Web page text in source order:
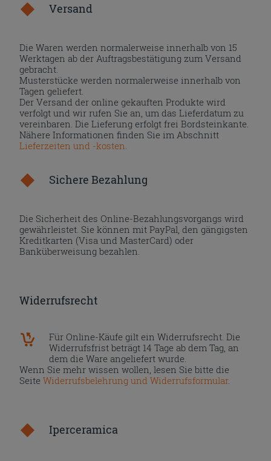
Versand
Die Waren werden normalerweise innerhalb von 15
Werktagen ab der Auftragsbestätigung zum Versand
gebracht.
Musterstücke werden normalerweise innerhalb von
Tagen geliefert.
Der Versand der online gekauften Produkte wird
verfolgt und wir rufen Sie an, um das Lieferdatum zu
vereinbaren. Die Lieferung erfolgt frei Bordsteinkante.
Nähere Informationen finden Sie im Abschnitt
Lieferzeiten und -kosten
Sichere Bezahlung
Die Sicherheit des Online-Bezahlungsvorgangs wird
gewährleistet. Sie können mit PayPal, den gängigsten
Kreditkarten (Visa und MasterCard) oder
Banküberweisung bezahlen.
Widerrufsrecht
Für Online-Käufe gilt ein Widerrufsrecht. Die
Widerrufsfrist beträgt 14 Tage ab dem Tag, an
dem die Ware angeliefert wurde.
Wenn Sie mehr wissen wollen, lesen Sie bitte die
SeiteWiderrufsbelehrung und Widerrufsformular.
Iperceramica